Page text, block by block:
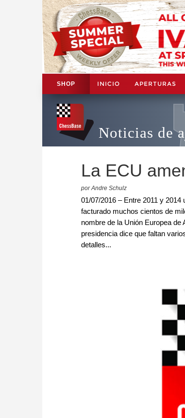
SHOP INICIO APERTURAS
Noticias de
La ECU
por Andre Schulz
01/07/2016 – Entre 2011 y
facturado muchos cientos de
nombre de la Unión Europea
presidencia dice que faltan
detalles...